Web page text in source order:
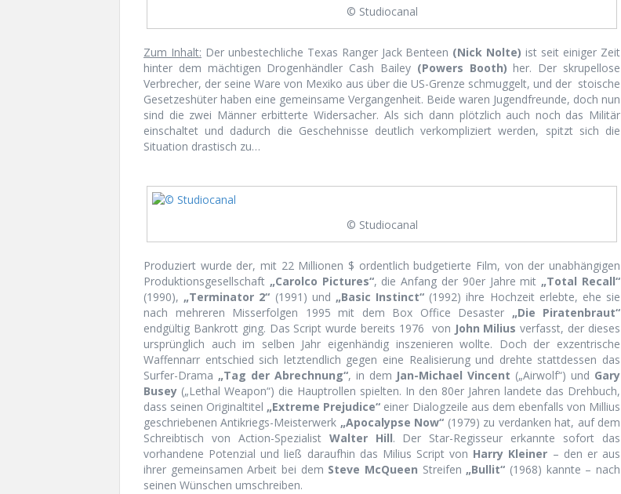
© Studiocanal
Zum Inhalt: Der unbestechliche Texas Ranger Jack Benteen (Nick Nolte) ist seit einiger Zeit
hinter dem mächtigen Drogenhändler Cash Bailey (Powers Booth) her. Der skrupellose
Verbrecher, der seine Ware von Mexiko aus über die US-Grenze schmuggelt, und der stoische
Gesetzeshüter haben eine gemeinsame Vergangenheit. Beide waren Jugendfreunde, doch nun
sind die zwei Männer erbitterte Widersacher. Als sich dann plötzlich auch noch das Militär
einschaltet und dadurch die Geschehnisse deutlich verkompliziert werden, spitzt sich die
Situation drastisch zu…
© Studiocanal
Produziert wurde der, mit 22 Millionen $ ordentlich budgetierte Film, von der unabhängigen
Produktionsgesellschaft „Carolco Pictures“, die Anfang der 90er Jahre mit „Total Recall“
(1990), „Terminator 2“ (1991) und „Basic Instinct“ (1992) ihre Hochzeit erlebte, ehe sie
nach mehreren Misserfolgen 1995 mit dem Box Office Desaster „Die Piratenbraut“
endgültig Bankrott ging. Das Script wurde bereits 1976 von John Milius verfasst, der dieses
ursprünglich auch im selben Jahr eigenhändig inszenieren wollte. Doch der exzentrische
Waffennarr entschied sich letztendlich gegen eine Realisierung und drehte stattdessen das
Surfer-Drama „Tag der Abrechnung“, in dem Jan-Michael Vincent („Airwolf“) und Gary
Busey („Lethal Weapon“) die Hauptrollen spielten. In den 80er Jahren landete das Drehbuch,
dass seinen Originaltitel „Extreme Prejudice“ einer Dialogzeile aus dem ebenfalls von Millius
geschriebenen Antikriegs-Meisterwerk „Apocalypse Now“ (1979) zu verdanken hat, auf dem
Schreibtisch von Action-Spezialist Walter Hill. Der Star-Regisseur erkannte sofort das
vorhandene Potenzial und ließ daraufhin das Milius Script von Harry Kleiner – den er aus
ihrer gemeinsamen Arbeit bei dem Steve McQueen Streifen „Bullit“ (1968) kannte – nach
seinen Wünschen umschreiben.